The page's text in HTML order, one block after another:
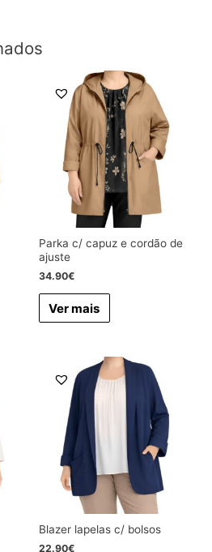
Parka c/ capuz e cordão de
ajuste
34.90€
Ver mais
Blazer lapelas c/ bolsos
22.90€